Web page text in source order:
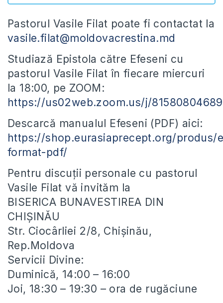
Pastorul Vasile Filat poate fi contactat la
vasile.filat@moldovacrestina.md
Studiază Epistola către Efeseni cu
pastorul Vasile Filat în fiecare miercuri
la 18:00, pe ZOOM:
https://us02web.zoom.us/j/81580804689
Descarcă manualul Efeseni (PDF) aici:
https://shop.eurasiaprecept.org/produs/
format-pdf/
Pentru discuții personale cu pastorul
Vasile Filat vă invităm la
BISERICA BUNAVESTIREA DIN
CHIȘINĂU
Str. Ciocârliei 2/8, Chișinău,
Rep.Moldova
Servicii Divine:
Duminică, 14:00 – 16:00
Joi, 18:30 – 19:30 – ora de rugăciune